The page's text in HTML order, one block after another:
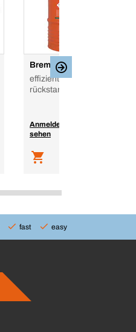
Bremsenreiniger
effizient und
rückstandsfrei
Anmelden, um Preise zu
sehen
fast easy